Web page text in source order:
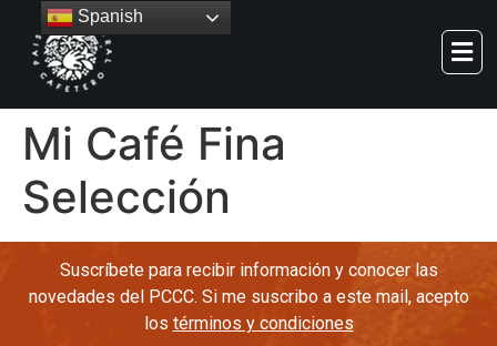
Mi Café Fina
Selección
Suscríbete para recibir información y conocer las
novedades del PCCC. Si me suscribo a este mail, acepto
los términos y condiciones
Spanish